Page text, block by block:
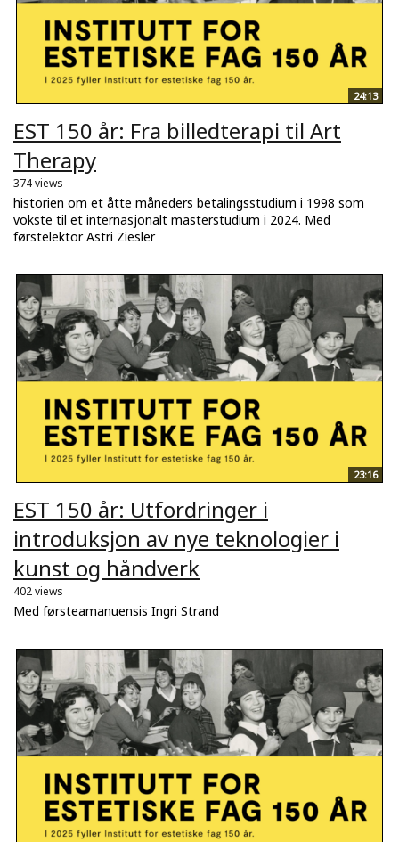
24:13
EST 150 år: Fra billedterapi til Art
Therapy
374 views
historien om et åtte måneders betalingsstudium i 1998 som
vokste til et internasjonalt masterstudium i 2024. Med
førstelektor Astri Ziesler
23:16
EST 150 år: Utfordringer i
introduksjon av nye teknologier i
kunst og håndverk
402 views
Med førsteamanuensis Ingri Strand